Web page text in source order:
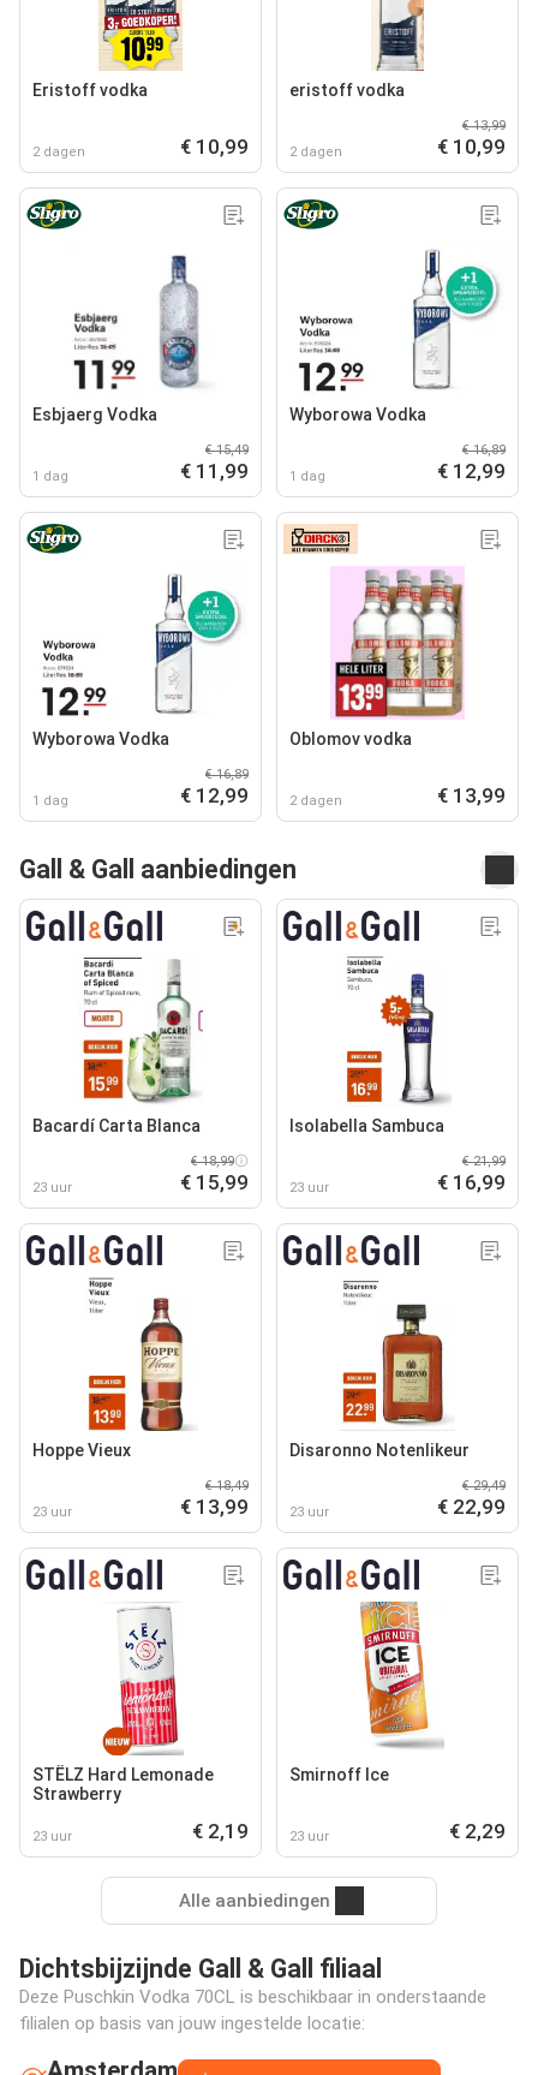
Eristoff vodka
2 dagen € 10,99
eristoff vodka
2 dagen
€ 13,99
€ 10,99
Esbjaerg Vodka
1 dag
€ 15,49
€ 11,99
Wyborowa Vodka
1 dag
€ 16,89
€ 12,99
Wyborowa Vodka
1 dag
€ 16,89
€ 12,99
Oblomov vodka
2 dagen € 13,99
Gall & Gall aanbiedingen
Bacardí Carta Blanca
23 uur
€ 18,99
€ 15,99
Isolabella Sambuca
23 uur
€ 21,99
€ 16,99
Hoppe Vieux
23 uur
€ 18,49
€ 13,99
Disaronno Notenlikeur
23 uur
€ 29,49
€ 22,99
STËLZ Hard Lemonade
Strawberry
23 uur € 2,19
Smirnoff Ice
23 uur € 2,29
Alle aanbiedingen
Dichtsbijzijnde Gall & Gall filiaal
Deze Puschkin Vodka 70CL is beschikbaar in onderstaande
filialen op basis van jouw ingestelde locatie: